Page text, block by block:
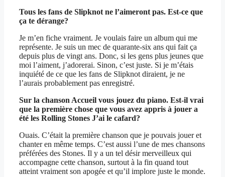
Tous les fans de Slipknot ne l’aimeront pas. Est-ce que
ça te dérange?
Je m’en fiche vraiment. Je voulais faire un album qui me
représente. Je suis un mec de quarante-six ans qui fait ça
depuis plus de vingt ans. Donc, si les gens plus jeunes que
moi l’aiment, j’adorerai. Sinon, c’est juste. Si je m’étais
inquiété de ce que les fans de Slipknot diraient, je ne
l’aurais probablement pas enregistré.
Sur la chanson Accueil vous jouez du piano. Est-il vrai
que la première chose que vous avez appris à jouer a
été les Rolling Stones J’ai le cafard?
Ouais. C’était la première chanson que je pouvais jouer et
chanter en même temps. C’est aussi l’une de mes chansons
préférées des Stones. Il y a un tel désir merveilleux qui
accompagne cette chanson, surtout à la fin quand tout
atteint vraiment son apogée et qu’il implore juste le monde.